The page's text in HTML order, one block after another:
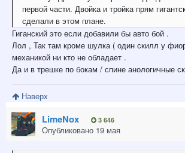
первой части. Двойка и тройка прям
сделали в этом плане.
Гиганский это если добавили бы авто бой .
Лол , Так там кроме шулка ( один скилл у
механикой ни кто не обладает .
Да и в трешке по бокам / спине анологичные
Наверх
LimeNox 3 646
Опубликовано 19 мая